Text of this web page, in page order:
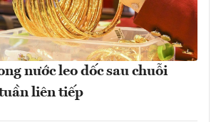
nước leo dốc sau chuỗi
liên tiếp